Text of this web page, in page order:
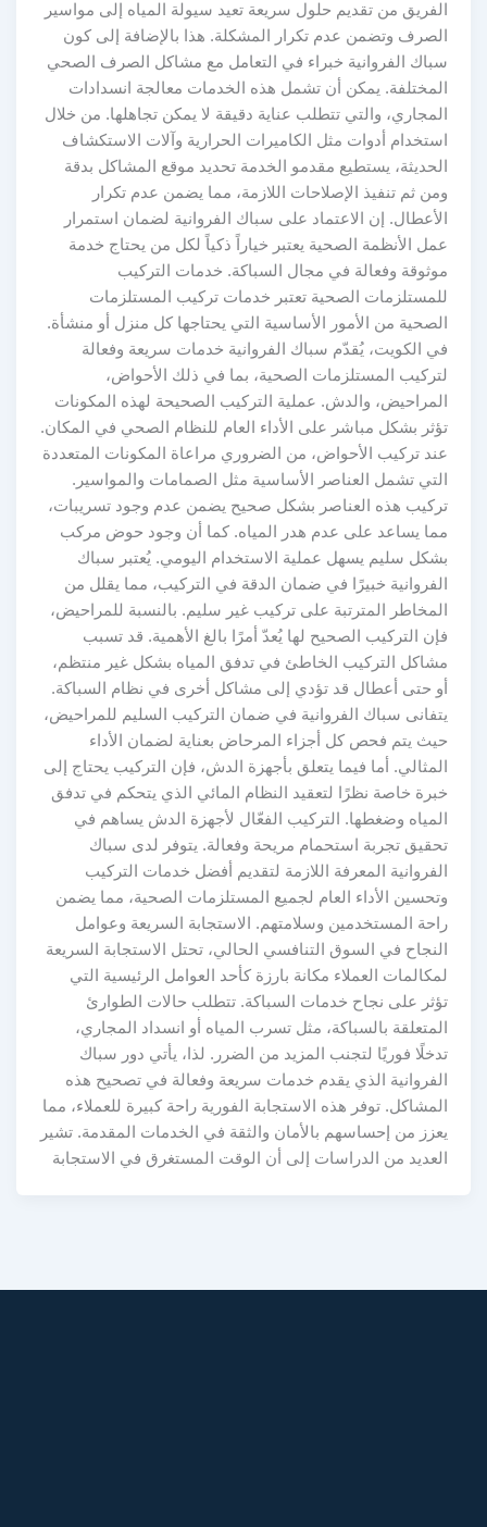
الفريق من تقديم حلول سريعة تعيد سيولة المياه إلى مواسير
الصرف وتضمن عدم تكرار المشكلة. هذا بالإضافة إلى كون
سباك الفروانية خبراء في التعامل مع مشاكل الصرف الصحي
المختلفة. يمكن أن تشمل هذه الخدمات معالجة انسدادات
المجاري، والتي تتطلب عناية دقيقة لا يمكن تجاهلها. من خلال
استخدام أدوات مثل الكاميرات الحرارية وآلات الاستكشاف
الحديثة، يستطيع مقدمو الخدمة تحديد موقع المشاكل بدقة
ومن ثم تنفيذ الإصلاحات اللازمة، مما يضمن عدم تكرار
الأعطال. إن الاعتماد على سباك الفروانية لضمان استمرار
عمل الأنظمة الصحية يعتبر خياراً ذكياً لكل من يحتاج خدمة
موثوقة وفعالة في مجال السباكة. خدمات التركيب
للمستلزمات الصحية تعتبر خدمات تركيب المستلزمات
الصحية من الأمور الأساسية التي يحتاجها كل منزل أو منشأة.
في الكويت، يُقدّم سباك الفروانية خدمات سريعة وفعالة
لتركيب المستلزمات الصحية، بما في ذلك الأحواض،
المراحيض، والدش. عملية التركيب الصحيحة لهذه المكونات
تؤثر بشكل مباشر على الأداء العام للنظام الصحي في المكان.
عند تركيب الأحواض، من الضروري مراعاة المكونات المتعددة
التي تشمل العناصر الأساسية مثل الصمامات والمواسير.
تركيب هذه العناصر بشكل صحيح يضمن عدم وجود تسريبات،
مما يساعد على عدم هدر المياه. كما أن وجود حوض مركب
بشكل سليم يسهل عملية الاستخدام اليومي. يُعتبر سباك
الفروانية خبيرًا في ضمان الدقة في التركيب، مما يقلل من
المخاطر المترتبة على تركيب غير سليم. بالنسبة للمراحيض،
فإن التركيب الصحيح لها يُعدّ أمرًا بالغ الأهمية. قد تسبب
مشاكل التركيب الخاطئ في تدفق المياه بشكل غير منتظم،
أو حتى أعطال قد تؤدي إلى مشاكل أخرى في نظام السباكة.
يتفانى سباك الفروانية في ضمان التركيب السليم للمراحيض،
حيث يتم فحص كل أجزاء المرحاض بعناية لضمان الأداء
المثالي. أما فيما يتعلق بأجهزة الدش، فإن التركيب يحتاج إلى
خبرة خاصة نظرًا لتعقيد النظام المائي الذي يتحكم في تدفق
المياه وضغطها. التركيب الفعّال لأجهزة الدش يساهم في
تحقيق تجربة استحمام مريحة وفعالة. يتوفر لدى سباك
الفروانية المعرفة اللازمة لتقديم أفضل خدمات التركيب
وتحسين الأداء العام لجميع المستلزمات الصحية، مما يضمن
راحة المستخدمين وسلامتهم. الاستجابة السريعة وعوامل
النجاح في السوق التنافسي الحالي، تحتل الاستجابة السريعة
لمكالمات العملاء مكانة بارزة كأحد العوامل الرئيسية التي
تؤثر على نجاح خدمات السباكة. تتطلب حالات الطوارئ
المتعلقة بالسباكة، مثل تسرب المياه أو انسداد المجاري،
تدخلًا فوريًا لتجنب المزيد من الضرر. لذا، يأتي دور سباك
الفروانية الذي يقدم خدمات سريعة وفعالة في تصحيح هذه
المشاكل. توفر هذه الاستجابة الفورية راحة كبيرة للعملاء، مما
يعزز من إحساسهم بالأمان والثقة في الخدمات المقدمة. تشير
العديد من الدراسات إلى أن الوقت المستغرق في الاستجابة